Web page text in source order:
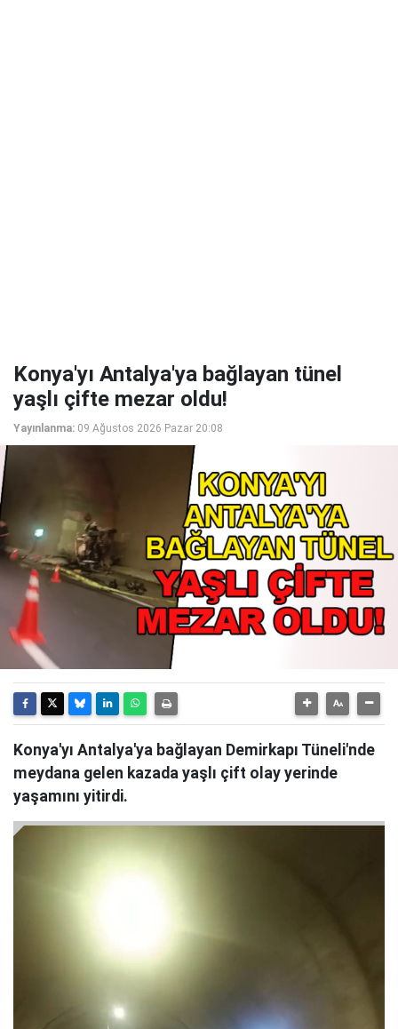
Konya'yı Antalya'ya bağlayan tünel
yaşlı çifte mezar oldu!
Yayınlanma: 09 Ağustos 2026 Pazar 20:08
Konya'yı Antalya'ya bağlayan Demirkapı Tüneli'nde
meydana gelen kazada yaşlı çift olay yerinde
yaşamını yitirdi.